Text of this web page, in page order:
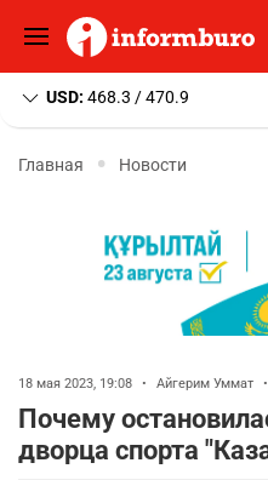
USD: 468.3 / 470.9
Главная Новости
18 мая 2023, 19:08 • Айгерим Уммат •
Почему
дворца спорта